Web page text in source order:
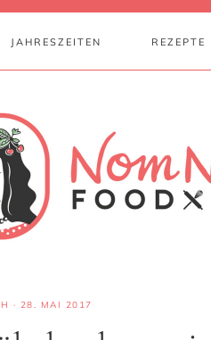
JAHRESZEITEN REZEPTE
· 28. MAI 2017